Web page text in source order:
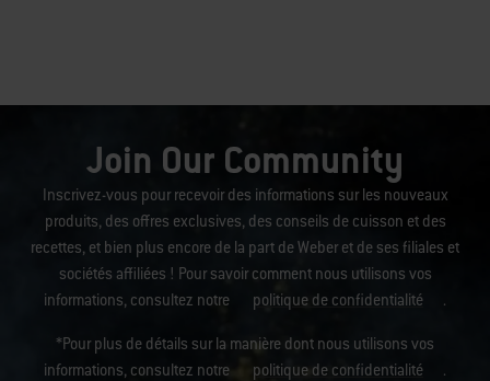
Join Our Community
Inscrivez-vous pour recevoir des informations sur les nouveaux
produits, des offres exclusives, des conseils de cuisson et des
recettes, et bien plus encore de la part de Weber et de ses filiales et
sociétés affiliées ! Pour savoir comment nous utilisons vos
informations, consultez notre
politique de confidentialité .
*Pour plus de détails sur la manière dont nous utilisons vos
informations, consultez notre
politique de confidentialité .